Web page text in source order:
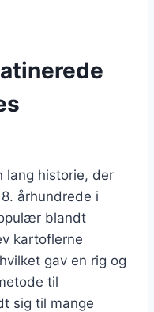
lang historie, der
århundrede i
blandt
kartoflerne
gav en rig og
til
sig til mange